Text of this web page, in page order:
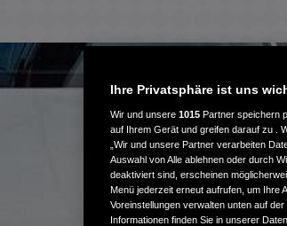
Ihre Privatsphäre ist uns
Wir und unsere 1015 Partner speichern
auf Ihrem Gerät und greifen darauf zu .
„Wir und unsere Partner verarbeiten
Auswahl von Alle ablehnen oder durch
deaktiviert sind, erscheinen
Menü jederzeit erneut aufrufen, um Ihre
Voreinstellungen verwalten unten auf
Informationen finden Sie in unserer